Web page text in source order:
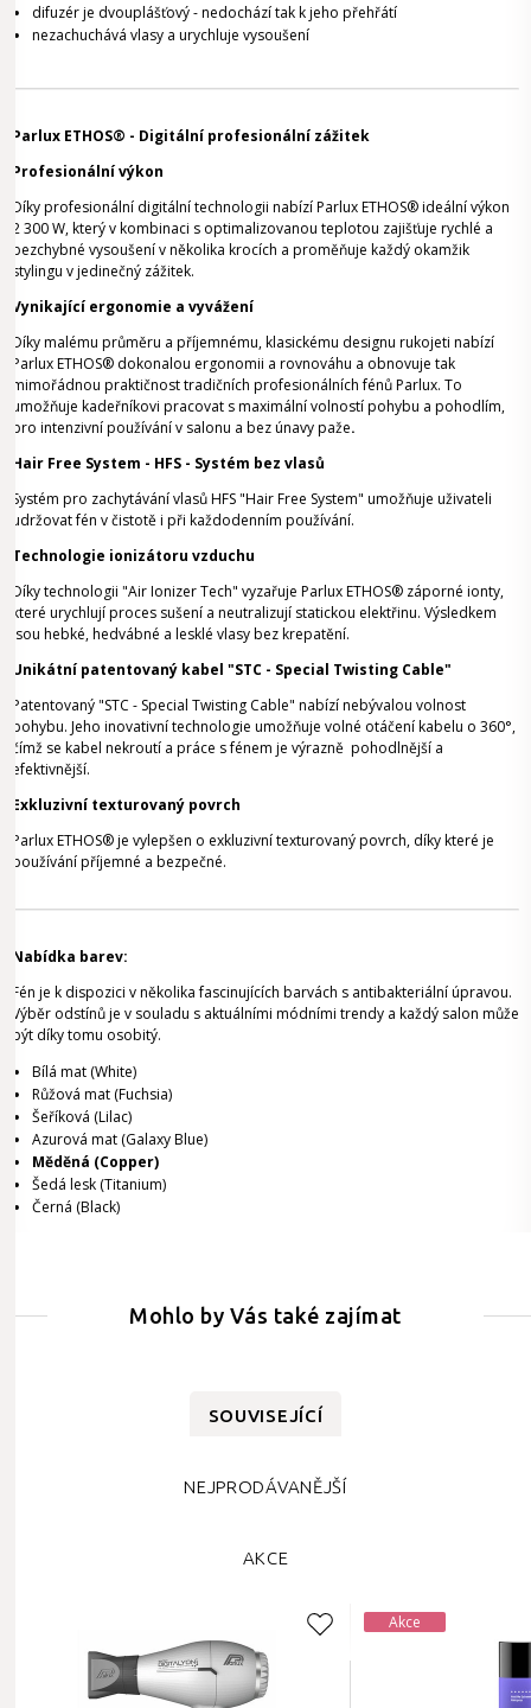
difuzér je dvouplášťový - nedochází tak k jeho přehřátí
nezachuchává vlasy a urychluje vysoušení
Parlux ETHOS® - Digitální profesionální zážitek
Profesionální výkon
Díky profesionální digitální technologii nabízí Parlux ETHOS® ideální výkon
2 300 W, který v kombinaci s optimalizovanou teplotou zajišťuje rychlé a
bezchybné vysoušení v několika krocích a proměňuje každý okamžik
stylingu v jedinečný zážitek.
Vynikající ergonomie a vyvážení
Díky malému průměru a příjemnému, klasickému designu rukojeti nabízí
Parlux ETHOS® dokonalou ergonomii a rovnováhu a obnovuje tak
mimořádnou praktičnost tradičních profesionálních fénů Parlux. To
umožňuje kadeřníkovi pracovat s maximální volností pohybu a pohodlím,
pro intenzivní používání v salonu a bez únavy paže.
Hair Free System - HFS - Systém bez vlasů
Systém pro zachytávání vlasů HFS "Hair Free System" umožňuje uživateli
udržovat fén v čistotě i při každodenním používání.
Technologie ionizátoru vzduchu
Díky technologii "Air Ionizer Tech" vyzařuje Parlux ETHOS® záporné ionty,
které urychlují proces sušení a neutralizují statickou elektřinu. Výsledkem
jsou hebké, hedvábné a lesklé vlasy bez krepatění.
Unikátní patentovaný kabel "STC - Special Twisting Cable"
Patentovaný "STC - Special Twisting Cable" nabízí nebývalou volnost
pohybu. Jeho inovativní technologie umožňuje volné otáčení kabelu o 360°,
čímž se kabel nekroutí a práce s fénem je výrazně pohodlnější a
efektivnější.
Exkluzivní texturovaný povrch
Parlux ETHOS® je vylepšen o exkluzivní texturovaný povrch, díky které je
používání příjemné a bezpečné.
Nabídka barev:
Fén je k dispozici v několika fascinujících barvách s antibakteriální úpravou.
Výběr odstínů je v souladu s aktuálními módními trendy a každý salon může
být díky tomu osobitý.
Bílá mat (White)
Růžová mat (Fuchsia)
Šeříková (Lilac)
Azurová mat (Galaxy Blue)
Měděná (Copper)
Šedá lesk (Titanium)
Černá (Black)
Mohlo by Vás také zajímat
SOUVISEJÍCÍ
NEJPRODÁVANĚJŠÍ
AKCE
Akce